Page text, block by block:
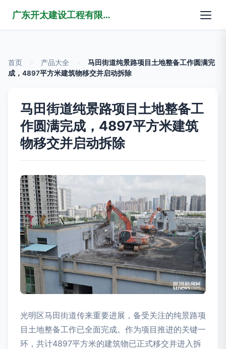
广东开太建设工程有限公司
首页 产品大全
马田街道纯景路项目土地整备工作圆满完
成，4897平方米建筑物移交并启动拆除
马田街道纯景路项目土地整备工
作圆满完成，4897平方米建筑
物移交并启动拆除
光明区马田街道传来重要进展，备受关注的纯景路项
目土地整备工作已全面完成。作为项目推进的关键一
环，共计4897平方米的建筑物已正式移交并进入拆